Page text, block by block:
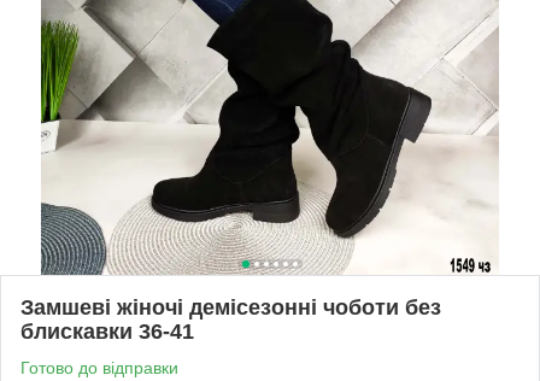
Замшеві жіночі демісезонні чоботи без
блискавки 36-41
Готово до відправки